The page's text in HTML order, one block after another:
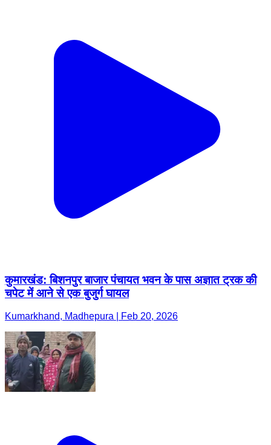
कुमारखंड: बिशनपुर बाजार पंचायत भवन के पास अज्ञात ट्रक की
चपेट में आने से एक बुजुर्ग घायल
Kumarkhand, Madhepura | Feb 20, 2026